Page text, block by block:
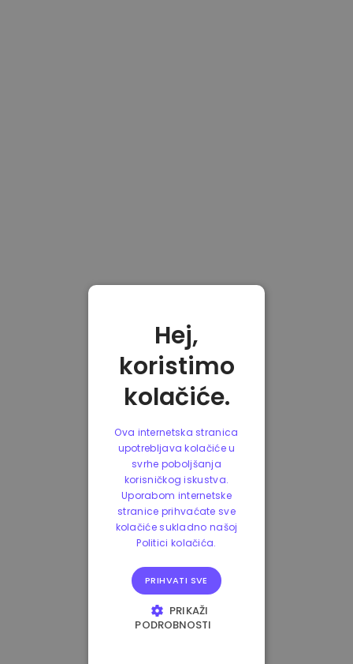
Hej,
koristimo
kolačiće.
Ova internetska stranica
upotrebljava kolačiće u
svrhe poboljšanja
korisničkog iskustva.
Uporabom internetske
stranice prihvaćate sve
kolačiće sukladno našoj
Politici kolačića.
PRIHVATI SVE
PRIKAŽI
PODROBNOSTI